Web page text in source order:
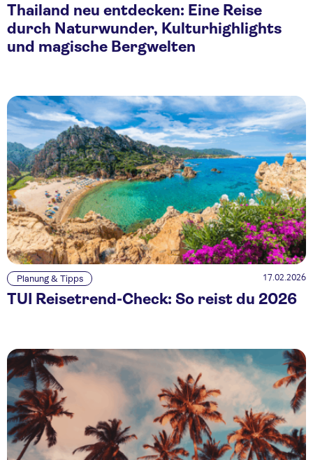
Thailand neu entdecken: Eine Reise
durch Naturwunder, Kulturhighlights
und magische Bergwelten
Planung & Tipps 17.02.2026
TUI Reisetrend-Check: So reist du 2026